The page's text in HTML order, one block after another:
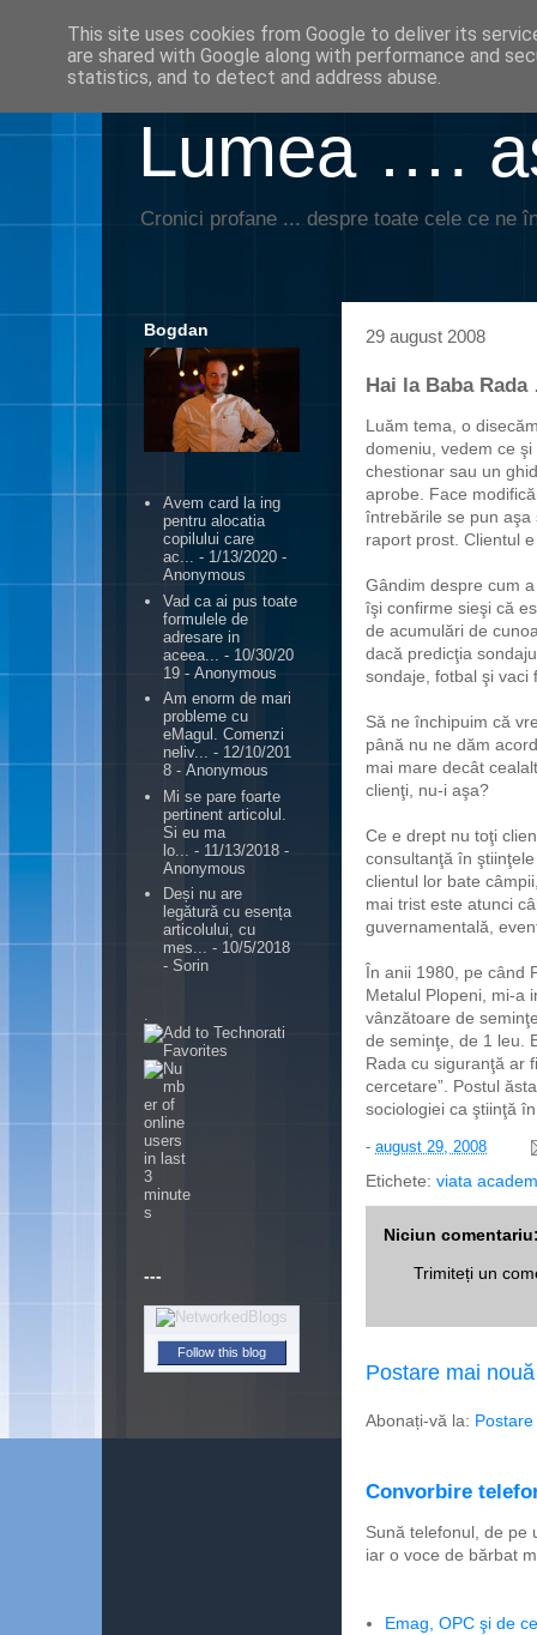
Lumea ….
Cronici profane ... despre toate cele ce ne
29 august 2008
Hai la Baba
Luăm tema, o
domeniu, vedem ce
chestionar sau un
aprobe. Face
întrebările se pun aşa
raport prost. Clientul
Gândim despre cum
îşi confirme sieşi că
de acumulări de
dacă predicţia
sondaje, fotbal şi vaci
Să ne închipuim că
până nu ne dăm
mai mare decât
clienţi, nu-i aşa?
Ce e drept nu toţi
consultanţă în
clientul lor bate
mai trist este atunci
guvernamentală,
În anii 1980, pe când
Metalul Plopeni, mi-a
vânzătoare de
de seminţe, de 1 leu.
Rada cu siguranţă ar
cercetare”. Postul
sociologiei ca ştiinţă
- august 29, 2008
Etichete: viata
Niciun
Trimiteți un
Postare mai nouă
Abonați-vă la:
Convorbire
Sună telefonul, de pe
iar o voce de bărbat
Emag, OPC şi de
Bogdan
Avem card la ing
pentru alocatia
copilului care
ac... - 1/13/2020 -
Anonymous
Vad ca ai pus toate
formulele de
adresare in
aceea...
- 10/30/20
19 - Anonymous
Am enorm de mari
probleme cu
eMagul. Comenzi
neliv... - 12/10/201
8 - Anonymous
Mi se pare foarte
pertinent articolul.
Si eu ma
lo...
- 11/13/2018 -
Anonymous
Deși nu are
legătură cu esența
articolului, cu
mes... - 10/5/2018
- Sorin
---
Follow this blog
This site uses cookies from Google to deliver its
are shared with Google along with performance and
statistics, and to detect and address abuse.